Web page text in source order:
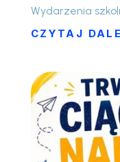
Wydarzenia
CZYTAJ